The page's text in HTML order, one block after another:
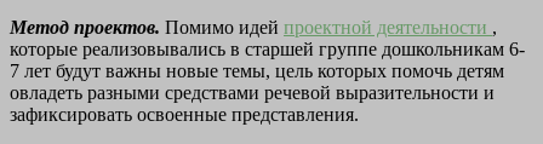
Метод проектов. Помимо идей проектной деятельности ,
которые реализовывались в старшей группе дошкольникам 6-
7 лет будут важны новые темы, цель которых помочь детям
овладеть разными средствами речевой выразительности и
зафиксировать освоенные представления.